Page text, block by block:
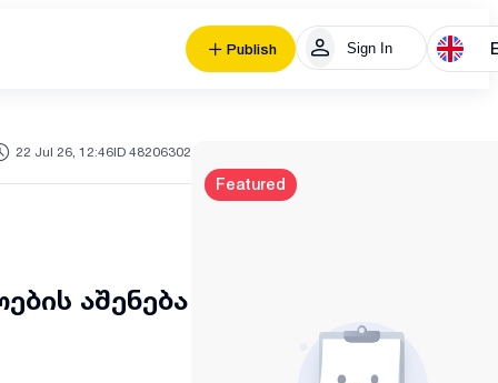
Publish Sign In
22 Jul 26, 12:46ID 48206302
აშენება
Featured